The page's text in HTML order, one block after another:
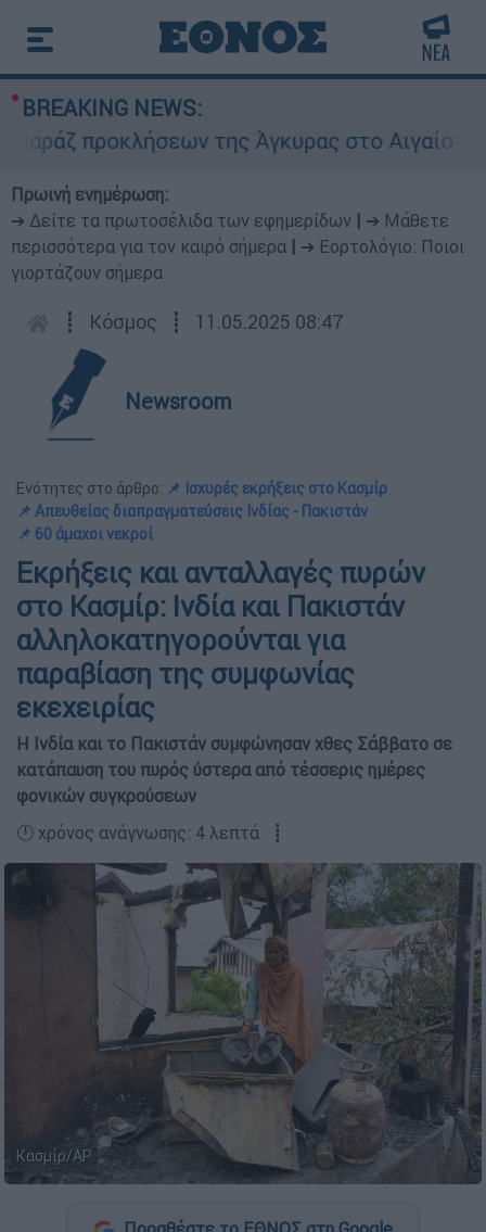
BREAKING NEWS:
προκλήσεων της Άγκυρας στο Αιγαίο:
Πρωινή ενημέρωση:
➔ Δείτε τα πρωτοσέλιδα των εφημερίδων
➔ Μάθετε
περισσότερα για τον καιρό σήμερα
➔ Εορτολόγιο: Ποιοι
γιορτάζουν σήμερα
┋ Κόσμος ┋ 11.05.2025 08:47
Newsroom
Ενότητες στο άρθρο: 📌 Ισχυρές εκρήξεις στο Κασμίρ
📌 Απευθείας διαπραγματεύσεις Ινδίας - Πακιστάν
📌 60 άμαχοι νεκροί
Εκρήξεις και ανταλλαγές πυρών
στο Κασμίρ: Ινδία και Πακιστάν
αλληλοκατηγορούνται για
παραβίαση της συμφωνίας
εκεχειρίας
Η Ινδία και το Πακιστάν συμφώνησαν χθες Σάββατο σε
κατάπαυση του πυρός ύστερα από τέσσερις ημέρες
φονικών συγκρούσεων
🕛 χρόνος ανάγνωσης: 4 λεπτά ┋
Κασμίρ/ΑΡ